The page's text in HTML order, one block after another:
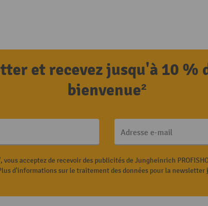
et recevez jusqu'à 10 %
bienvenue²
Adresse e-mail
acceptez de recevoir des publicités de Jungheinrich
d'informations sur le traitement des données pour la newsletter